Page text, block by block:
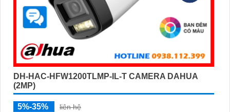
DH-HAC-HFW1200TLMP-IL-T CAMERA DAHUA
(2MP)
5%-35%
liên hệ